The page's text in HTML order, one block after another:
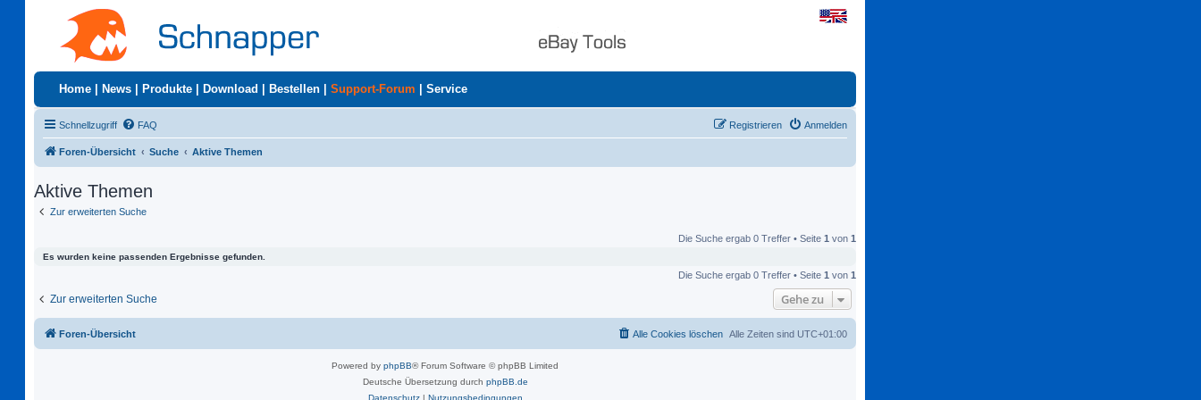
Home News Produkte Download Bestellen Support-Forum Service
Schnellzugriff FAQ Anmelden
Registrieren
Foren-Übersicht Suche Aktive Themen
Aktive Themen
Zur erweiterten Suche
Die Suche ergab 0 Treffer • Seite 1 von 1
Es wurden keine passenden Ergebnisse gefunden.
Die Suche ergab 0 Treffer • Seite 1 von 1
Zur erweiterten Suche Gehe zu
Foren-Übersicht Alle Zeiten sind UTC+01:00
Alle Cookies löschen
Powered by phpBB® Forum Software © phpBB Limited
Deutsche Übersetzung durch phpBB.de
Datenschutz| Nutzungsbedingungen